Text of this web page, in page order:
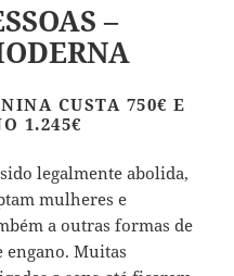
–
CUSTA 750€ E
1.245€
legalmente abolida,
mulheres e
a outras formas de
engano. Muitas